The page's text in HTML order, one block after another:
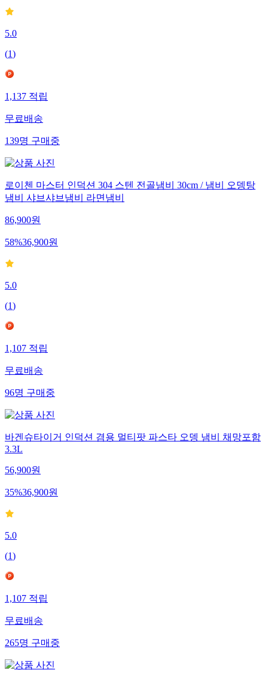
5.0
(1)
1,137적립
무료배송
139명구매중
로이첸 마스터 인덕션 304 스텐 전골냄비 30cm / 냄비 오뎅탕
냄비 샤브샤브냄비 라면냄비
86,900원
58%36,900원
5.0
(1)
1,107적립
무료배송
96명구매중
바겐슈타이거 인덕션 겸용 멀티팟 파스타 오뎅 냄비 채망포함
3.3L
56,900원
35%36,900원
5.0
(1)
1,107적립
무료배송
265명구매중